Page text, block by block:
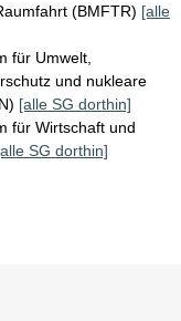
(BMFTR) [alle
für Umwelt,
und nukleare
[alle SG dorthin]
für Wirtschaft und
SG dorthin]